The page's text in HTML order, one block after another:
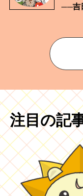
──吉
注目の記